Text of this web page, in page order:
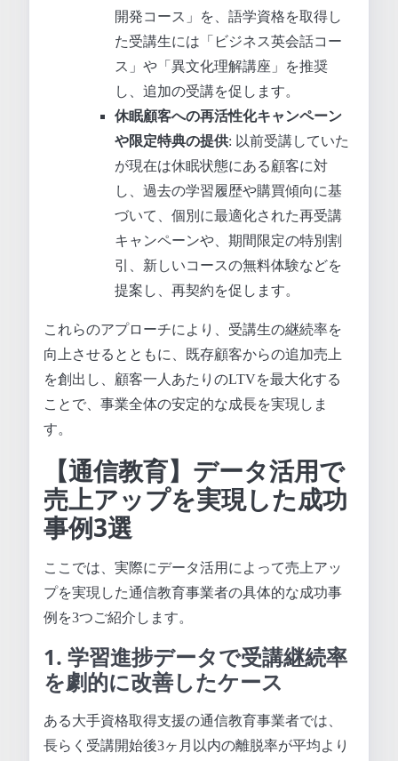
開発コース」を、語学資格を取得し
た受講生には「ビジネス英会話コー
ス」や「異文化理解講座」を推奨
し、追加の受講を促します。
休眠顧客への再活性化キャンペーン
や限定特典の提供: 以前受講していた
が現在は休眠状態にある顧客に対
し、過去の学習履歴や購買傾向に基
づいて、個別に最適化された再受講
キャンペーンや、期間限定の特別割
引、新しいコースの無料体験などを
提案し、再契約を促します。
これらのアプローチにより、受講生の継続率を
向上させるとともに、既存顧客からの追加売上
を創出し、顧客一人あたりのLTVを最大化する
ことで、事業全体の安定的な成長を実現しま
す。
【通信教育】データ活用で
売上アップを実現した成功
事例3選
ここでは、実際にデータ活用によって売上アッ
プを実現した通信教育事業者の具体的な成功事
例を3つご紹介します。
1. 学習進捗データで受講継続率
を劇的に改善したケース
ある大手資格取得支援の通信教育事業者では、
長らく受講開始後3ヶ月以内の離脱率が平均より